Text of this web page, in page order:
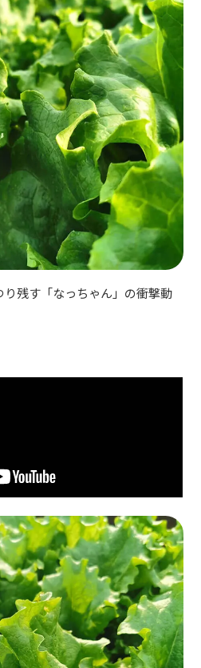
り残す「なっちゃん」の衝撃動